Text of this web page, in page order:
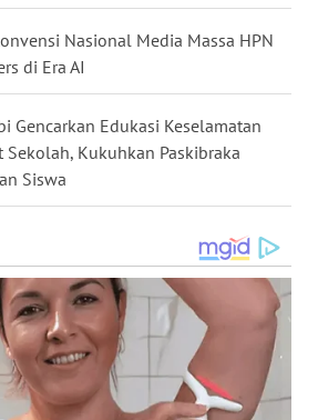
Nasional Media Massa HPN
di Era AI
Gencarkan Edukasi Keselamatan
Kukuhkan Paskibraka
Siswa